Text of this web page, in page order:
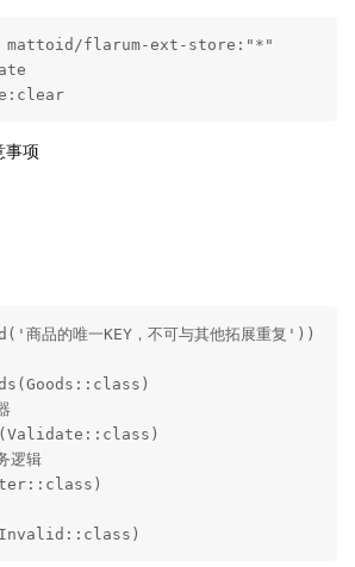
mattoid/flarum-ext-store:"*"
事项
品的唯一KEY，不可与其他拓展重复'))
逻辑